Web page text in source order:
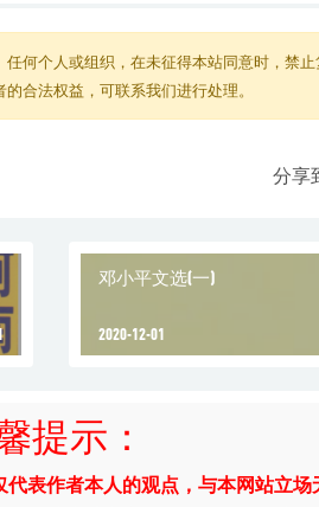
何个人或组织，在未征得本站同意时，禁
合法权益，可联系我们进行处理。
分享
邓小平文选(一)
2020-12-01
提示：
表作者本人的观点，与本网站立场